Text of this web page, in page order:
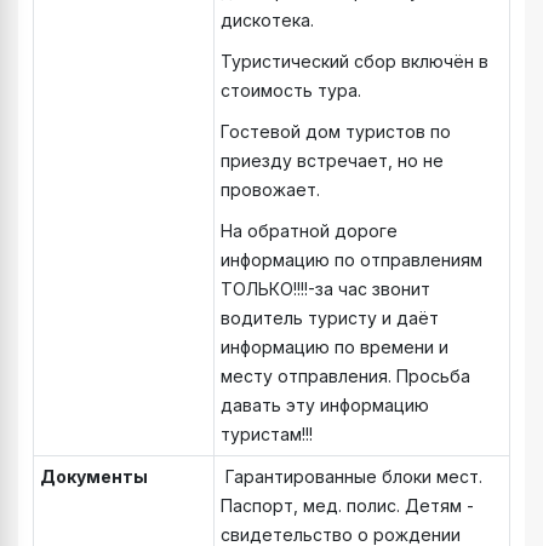
дискотека.
Туристический сбор включён в
стоимость тура.
Гостевой дом туристов по
приезду встречает, но не
провожает.
На обратной дороге
информацию по отправлениям
ТОЛЬКО!!!!-за час звонит
водитель туристу и даёт
информацию по времени и
месту отправления. Просьба
давать эту информацию
туристам!!!
Документы
Гарантированные блоки мест.
Паспорт, мед. полис. Детям -
свидетельство о рождении